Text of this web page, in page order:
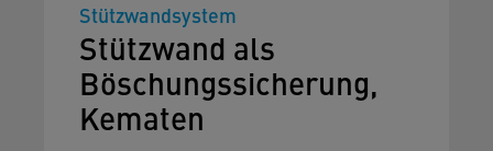
Stützwandsystem
Stützwand als
Böschungssicherung,
Kematen